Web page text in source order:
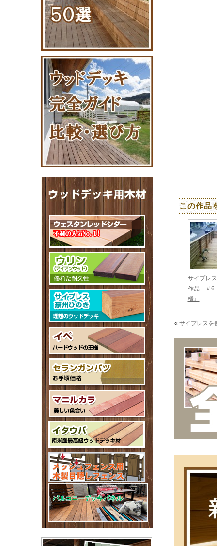
この作品
サイプレ
作品 ＃6
様』
« サイプレス